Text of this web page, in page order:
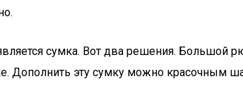
сумка. Вот два решения. Большой
Дополнить эту сумку можно